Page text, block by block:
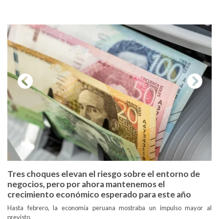
Tres choques elevan el riesgo sobre el entorno de
negocios, pero por ahora mantenemos el
crecimiento económico esperado para este año
Hasta febrero, la economía peruana mostraba un impulso mayor al
previsto.
Previous Next